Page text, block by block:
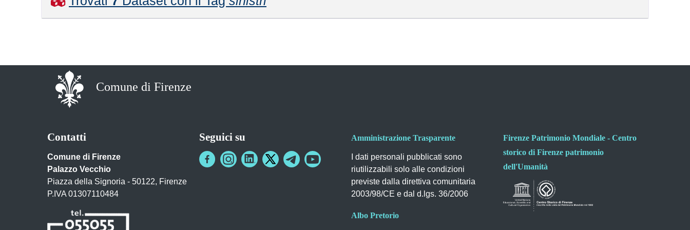
Comune di Firenze
Contatti
Comune di Firenze
Palazzo Vecchio
Piazza della Signoria - 50122, Firenze
P.IVA 01307110484
Seguici su Amministrazione Trasparente
I dati personali pubblicati sono
riutilizzabili solo alle condizioni
previste dalla direttiva comunitaria
2003/98/CE e dal d.lgs. 36/2006
Albo Pretorio
Firenze Patrimonio Mondiale - Centro
storico di Firenze patrimonio
dell'Umanità